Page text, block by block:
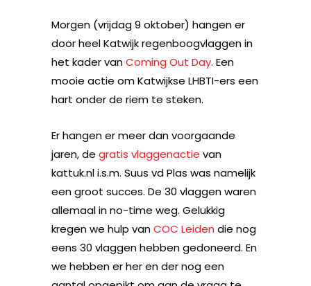
Morgen (vrijdag 9 oktober) hangen er
door heel Katwijk regenboogvlaggen in
het kader vanComing Out Day. Een
mooie actie om Katwijkse LHBTI-ers een
hart onder de riem te steken.
Er hangen er meer dan voorgaande
jaren, de gratis vlaggenactie van
kattuk.nl i.s.m. Suus vd Plas was namelijk
een groot succes. De 30 vlaggen waren
allemaal in no-time weg. Gelukkig
kregen we hulp vanCOC Leiden die nog
eens 30 vlaggen hebben gedoneerd. En
we hebben er her en der nog een